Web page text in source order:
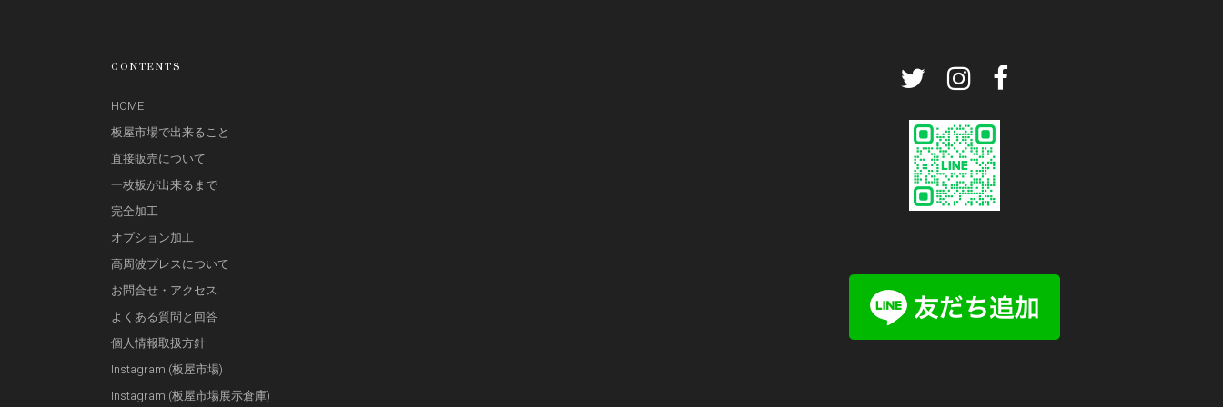
CONTENTS
HOME
板屋市場で出来ること
直接販売について
一枚板が出来るまで
完全加工
オプション加工
高周波プレスについて
お問合せ・アクセス
よくある質問と回答
個人情報取扱方針
Instagram (板屋市場)
Instagram (板屋市場展示倉庫)